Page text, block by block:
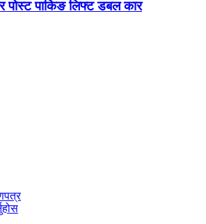
पोस्ट पार्किङ लिफ्ट डबल कार